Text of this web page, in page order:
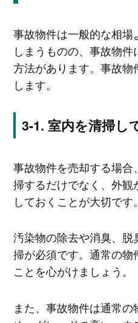
事故物件は一般的な相
しまうものの、事故物
方法があります。事故
します。
室内を清掃し
事故物件を売却する場
掃するだけでなく、外
しておくことが大切です。
汚染物の除去や消臭、
掃が必須です。通常の
ことを心がけましょう。
また、事故物件は通常